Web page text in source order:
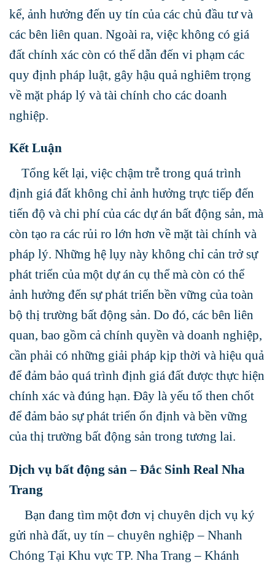
kể, ảnh hưởng đến uy tín của các chủ đầu tư và
các bên liên quan. Ngoài ra, việc không có giá
đất chính xác còn có thể dẫn đến vi phạm các
quy định pháp luật, gây hậu quả nghiêm trọng
về mặt pháp lý và tài chính cho các doanh
nghiệp.
Kết Luận
Tổng kết lại, việc chậm trễ trong quá trình
định giá đất không chỉ ảnh hưởng trực tiếp đến
tiến độ và chi phí của các dự án bất động sản, mà
còn tạo ra các rủi ro lớn hơn về mặt tài chính và
pháp lý. Những hệ lụy này không chỉ cản trở sự
phát triển của một dự án cụ thể mà còn có thể
ảnh hưởng đến sự phát triển bền vững của toàn
bộ thị trường bất động sản. Do đó, các bên liên
quan, bao gồm cả chính quyền và doanh nghiệp,
cần phải có những giải pháp kịp thời và hiệu quả
để đảm bảo quá trình định giá đất được thực hiện
chính xác và đúng hạn. Đây là yếu tố then chốt
để đảm bảo sự phát triển ổn định và bền vững
của thị trường bất động sản trong tương lai.
Dịch vụ bất động sản – Đắc Sinh Real Nha
Trang
Bạn đang tìm một đơn vị chuyên dịch vụ ký
gửi nhà đất, uy tín – chuyên nghiệp – Nhanh
Chóng Tại Khu vực TP. Nha Trang – Khánh